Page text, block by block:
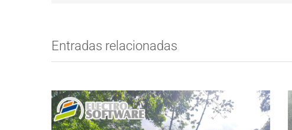
Entradas relacionadas